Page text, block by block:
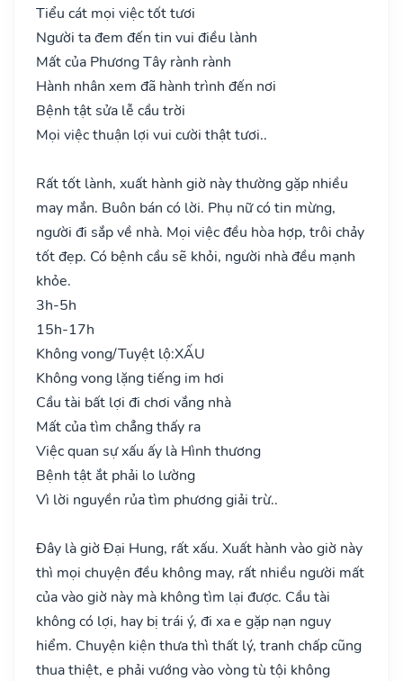
Tiểu cát mọi việc tốt tươi
Người ta đem đến tin vui điều lành
Mất của Phương Tây rành rành
Hành nhân xem đã hành trình đến nơi
Bệnh tật sửa lễ cầu trời
Mọi việc thuận lợi vui cười thật tươi..
Rất tốt lành, xuất hành giờ này thường gặp nhiều
may mắn. Buôn bán có lời. Phụ nữ có tin mừng,
người đi sắp về nhà. Mọi việc đều hòa hợp, trôi chảy
tốt đẹp. Có bệnh cầu sẽ khỏi, người nhà đều mạnh
khỏe.
3h-5h
15h-17h
Không vong/Tuyệt lộ:XẤU
Không vong lặng tiếng im hơi
Cầu tài bất lợi đi chơi vắng nhà
Mất của tìm chẳng thấy ra
Việc quan sự xấu ấy là Hình thương
Bệnh tật ắt phải lo lường
Vì lời nguyền rủa tìm phương giải trừ..
Đây là giờ Đại Hung, rất xấu. Xuất hành vào giờ này
thì mọi chuyện đều không may, rất nhiều người mất
của vào giờ này mà không tìm lại được. Cầu tài
không có lợi, hay bị trái ý, đi xa e gặp nạn nguy
hiểm. Chuyện kiện thưa thì thất lý, tranh chấp cũng
thua thiệt, e phải vướng vào vòng tù tội không